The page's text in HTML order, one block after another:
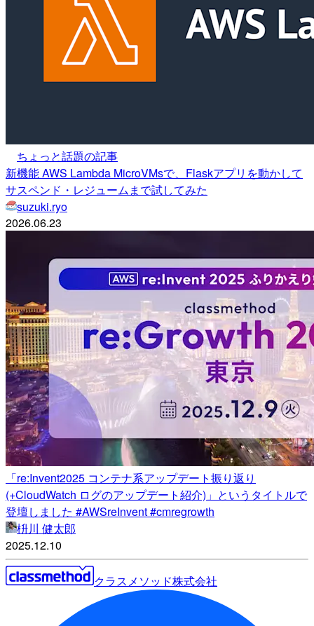
ちょっと話題の記事
新機能 AWS Lambda MicroVMsで、Flaskアプリを動かして
サスペンド・レジュームまで試してみた
suzuki.ryo
2026.06.23
「re:Invent2025 コンテナ系アップデート振り返り
(+CloudWatch ログのアップデート紹介)」というタイトルで
登壇しました #AWSreInvent #cmregrowth
枡川 健太郎
2025.12.10
クラスメソッド株式会社